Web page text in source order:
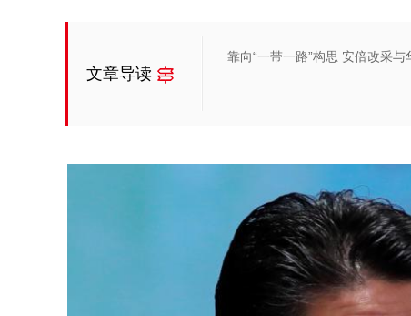
文章导读
靠向“一带一路”构思 安倍改采